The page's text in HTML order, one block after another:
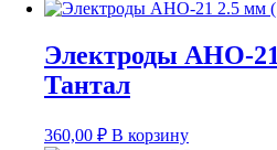
Электроды АНО-
Тантал
360,00 ₽ В корзину